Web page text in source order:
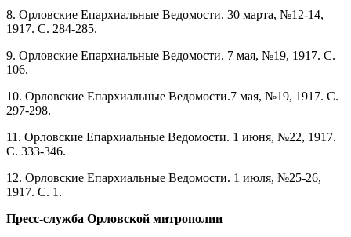
8. Орловские Епархиальные Ведомости. 30 марта, №12-14,
1917. С. 284-285.
9. Орловские Епархиальные Ведомости. 7 мая, №19, 1917. С.
106.
10. Орловские Епархиальные Ведомости.7 мая, №19, 1917. С.
297-298.
11. Орловские Епархиальные Ведомости. 1 июня, №22, 1917.
С. 333-346.
12. Орловские Епархиальные Ведомости. 1 июля, №25-26,
1917. С. 1.
Пресс-служба Орловской митрополии